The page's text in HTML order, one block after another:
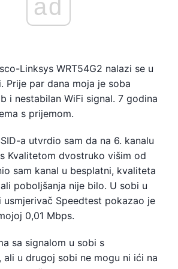
ad
Linksys WRT54G2 nalazi se u
Prije par dana moja je soba
i nestabilan WiFi signal. 7 godina
s prijemom.
a utvrdio sam da na 6. kanalu
Kvalitetom dvostruko višim od
sam kanal u besplatni, kvaliteta
poboljšanja nije bilo. U sobi u
usmjerivač Speedtest pokazao je
0,01 Mbps.
sa signalom u sobi s
ali u drugoj sobi ne mogu ni ići na